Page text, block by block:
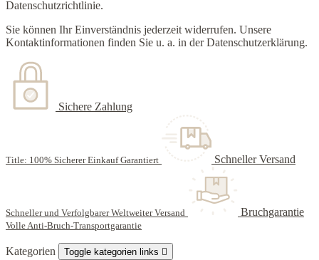
Datenschutzrichtlinie.
Sie können Ihr Einverständnis jederzeit widerrufen. Unsere
Kontaktinformationen finden Sie u. a. in der Datenschutzerklärung.
Sichere Zahlung
Title: 100% Sicherer Einkauf Garantiert Schneller Versand
Schneller und Verfolgbarer Weltweiter Versand Bruchgarantie
Volle Anti-Bruch-Transportgarantie
Kategorien Toggle kategorien links 